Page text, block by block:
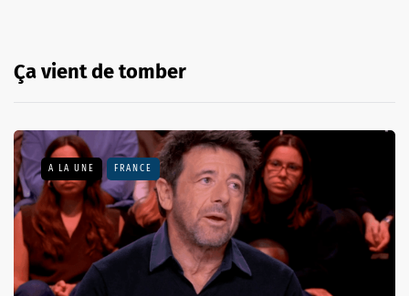
Ça vient de tomber
A LA UNE FRANCE